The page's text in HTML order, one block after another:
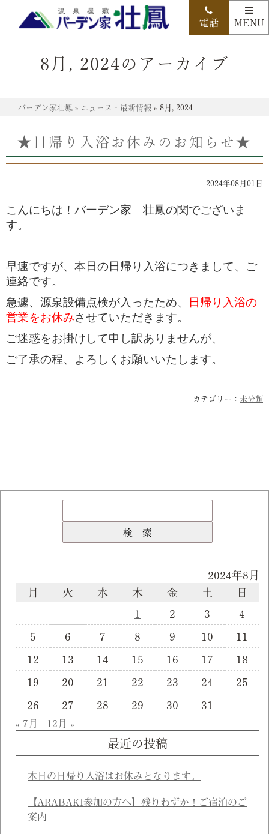
8月, 2024のアーカイブ
バーデン家壮鳳 » ニュース・最新情報 » 8月, 2024
★日帰り入浴お休みのお知らせ★
2024年08月01日
こんにちは！バーデン家 壮鳳の関でございま
す。
早速ですが、本日の日帰り入浴につきまして、ご
連絡です。
急遽、源泉設備点検が入ったため、
日帰り入浴の
営業をお休みさせていただきます。
ご迷惑をお掛けして申し訳ありませんが、
ご了承の程、よろしくお願いいたします。
カテゴリー： 未分類
2024年8月
月
火 水 木 金 土
日
1
2 3
4
5
6 7 8 9 10
11
12
13 14 15 16 17
18
19
20 21 22 23 24
25
26
27 28 29 30 31
« 7月 12月 »
最近の投稿
本日の日帰り入浴はお休みとなります。
【ARABAKI参加の方へ】残りわずか！ご宿泊のご
案内